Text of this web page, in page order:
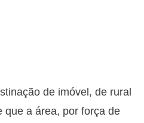
de imóvel, de rural
que a área, por força de